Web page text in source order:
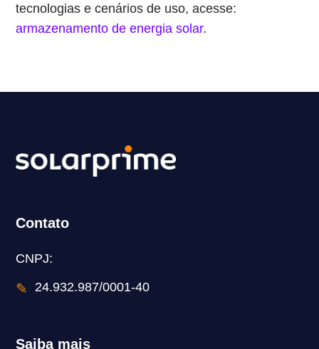
tecnologias e cenários de uso, acesse:
armazenamento de energia solar.
Contato
CNPJ:
✎
24.932.987/0001-40
Saiba mais